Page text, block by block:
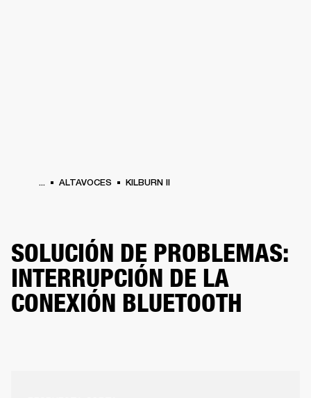
... ALTAVOCES KILBURN II
SOLUCIÓN DE PROBLEMAS:
INTERRUPCIÓN DE LA
CONEXIÓN BLUETOOTH